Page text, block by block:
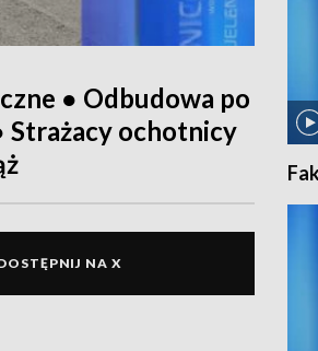
● Odbudowa po
Strażacy ochotnicy
NA X